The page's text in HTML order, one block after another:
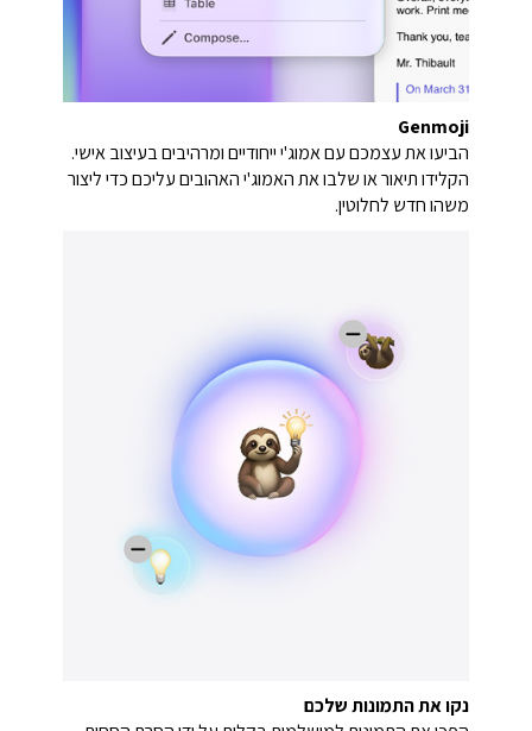
Genmoji
הביעו את עצמכם עם אמוג'י ייחודיים ומרהיבים בעיצוב אישי.
הקלידו תיאור או שלבו את האמוג'י האהובים עליכם כדי ליצור
משהו חדש לחלוטין.
נקו את התמונות שלכם